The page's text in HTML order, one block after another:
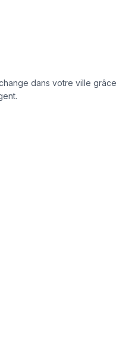
dans votre ville grâce